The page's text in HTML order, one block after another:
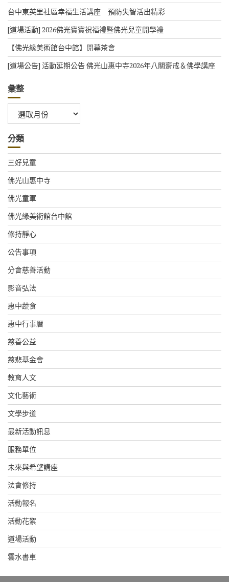
台中東英里社區幸福生活講座 預防失智活出精彩
[道場活動] 2026佛光寶寶祝福禮暨佛光兒童開學禮
【佛光緣美術館台中館】開幕茶會
[道場公告] 活動延期公告 佛光山惠中寺2026年八關齋戒＆佛學講座
彙整
整
分類
三好兒童
佛光山惠中寺
佛光童軍
佛光緣美術館台中館
修持靜心
公告事項
分會慈善活動
影音弘法
惠中蔬食
惠中行事曆
慈善公益
慈悲基金會
教育人文
文化藝術
文學步道
最新活動訊息
服務單位
未來與希望講座
法會修持
活動報名
活動花絮
道場活動
雲水書車